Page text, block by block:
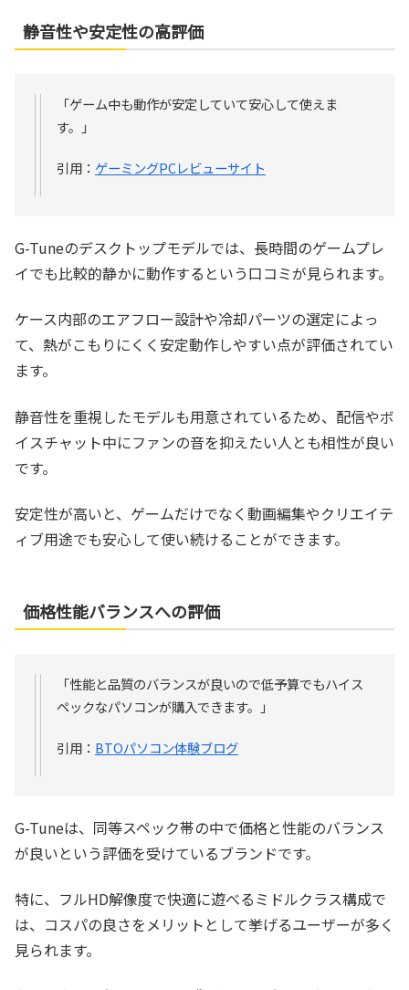
静音性や安定性の高評価
「ゲーム中も動作が安定していて安心して使えま
す。」
引用： ゲーミングPCレビューサイト
G-Tuneのデスクトップモデルでは、長時間のゲームプレ
イでも比較的静かに動作するという口コミが見られます。
ケース内部のエアフロー設計や冷却パーツの選定によっ
て、熱がこもりにくく安定動作しやすい点が評価されてい
ます。
静音性を重視したモデルも用意されているため、配信やボ
イスチャット中にファンの音を抑えたい人とも相性が良い
です。
安定性が高いと、ゲームだけでなく動画編集やクリエイテ
ィブ用途でも安心して使い続けることができます。
価格性能バランスへの評価
「性能と品質のバランスが良いので低予算でもハイス
ペックなパソコンが購入できます。」
引用： BTOパソコン体験ブログ
G-Tuneは、同等スペック帯の中で価格と性能のバランス
が良いという評価を受けているブランドです。
特に、フルHD解像度で快適に遊べるミドルクラス構成で
は、コスパの良さをメリットとして挙げるユーザーが多く
見られます。